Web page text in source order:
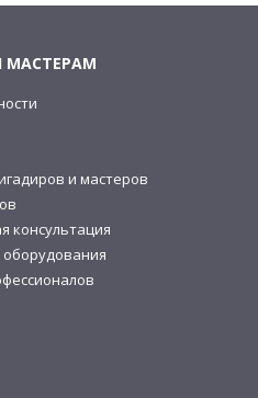
МАСТЕРАМ
и мастеров
консультация